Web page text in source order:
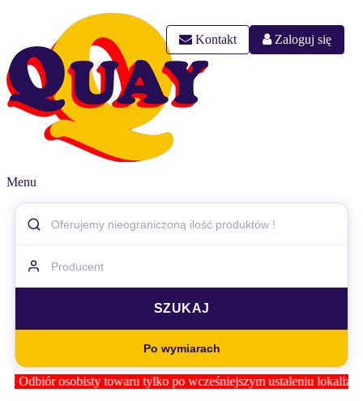
Kontakt Zaloguj się
Menu
Po wymiarach
Odbiór osobisty towaru tylko po wcześniejszym ustaleniu lokalizacji